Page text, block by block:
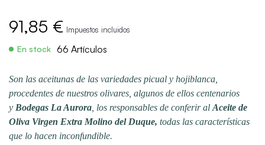
91,85 € Impuestos incluidos
En stock 66 Artículos
Son las aceitunas de las variedades picual y hojiblanca,
procedentes de nuestros olivares, algunos de ellos centenarios
y Bodegas La Aurora , los responsables de conferir al Aceite de
Oliva Virgen Extra Molino del Duque, todas las características
que lo hacen inconfundible.